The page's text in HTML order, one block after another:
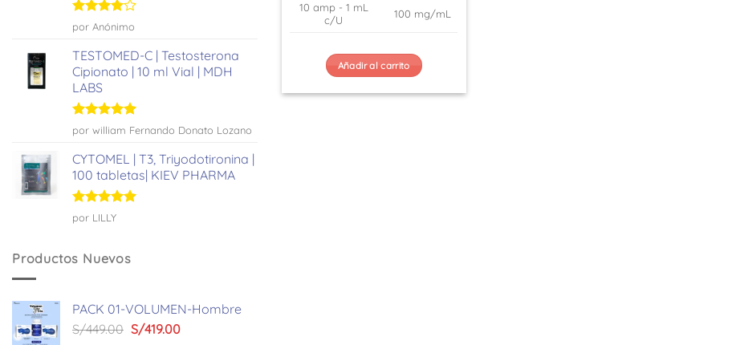
Valorado
con
5
por Anónimo
TESTOMED-C | Testosterona
Cipionato | 10 ml Vial | MDH
LABS
Valorado
con
por william Fernando Donato Lozano
CYTOMEL | T3, Triyodotironina |
100 tabletas| KIEV PHARMA
Valorado
con
por LILLY
Productos Nuevos
PACK 01-VOLUMEN-Hombre
S/449.00 El
S/419.00El
10 amp - 1 mL
c/U
100 mg/mL
Añadir al carrito